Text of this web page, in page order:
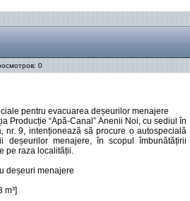
0
pentru evacuarea deșeurilor menajere
Producție “Apă-Canal” Anenii Noi, cu sediul în
nr. 9, intenționează să procure o autospecială
deșeurilor menajere, în scopul îmbunătățirii
pe raza localității.
deșeuri menajere
m³]